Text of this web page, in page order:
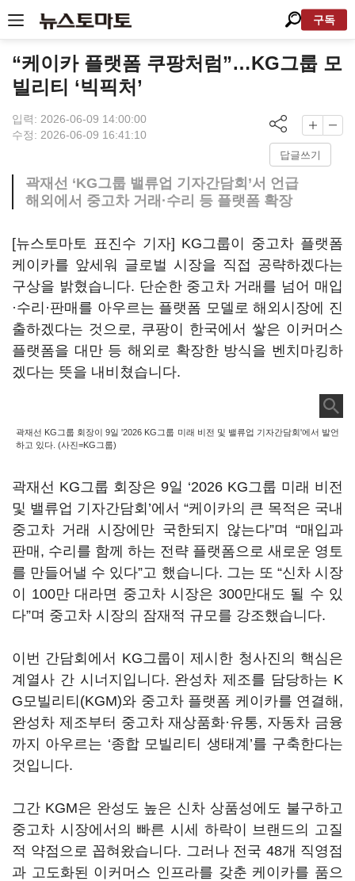
구독
“케이카 플랫폼 쿠팡처럼”…KG그룹 모
빌리티 ‘빅픽처’
입력: 2026-06-09 14:00:00
수정: 2026-06-09 16:41:10
답글쓰기
곽재선 ‘KG그룹 밸류업 기자간담회’서 언급
해외에서 중고차 거래·수리 등 플랫폼 확장
[뉴스토마토 표진수 기자] KG그룹이 중고차 플랫폼
케이카를 앞세워 글로벌 시장을 직접 공략하겠다는
구상을 밝혔습니다. 단순한 중고차 거래를 넘어 매입
·수리·판매를 아우르는 플랫폼 모델로 해외시장에 진
출하겠다는 것으로, 쿠팡이 한국에서 쌓은 이커머스
플랫폼을 대만 등 해외로 확장한 방식을 벤치마킹하
겠다는 뜻을 내비쳤습니다.
곽재선 KG그룹 회장이 9일 '2026 KG그룹 미래 비전 및 밸류업 기자간담회'에서 발언
하고 있다. (사진=KG그룹)
곽재선 KG그룹 회장은 9일 ‘2026 KG그룹 미래 비전
및 밸류업 기자간담회’에서 “케이카의 큰 목적은 국내
중고차 거래 시장에만 국한되지 않는다”며 “매입과
판매, 수리를 함께 하는 전략 플랫폼으로 새로운 영토
를 만들어낼 수 있다”고 했습니다. 그는 또 “신차 시장
이 100만 대라면 중고차 시장은 300만대도 될 수 있
다”며 중고차 시장의 잠재적 규모를 강조했습니다.
이번 간담회에서 KG그룹이 제시한 청사진의 핵심은
계열사 간 시너지입니다. 완성차 제조를 담당하는 K
G모빌리티(KGM)와 중고차 플랫폼 케이카를 연결해,
완성차 제조부터 중고차 재상품화·유통, 자동차 금융
까지 아우르는 ‘종합 모빌리티 생태계’를 구축한다는
것입니다.
그간 KGM은 완성도 높은 신차 상품성에도 불구하고
중고차 시장에서의 빠른 시세 하락이 브랜드의 고질
적 약점으로 꼽혀왔습니다. 그러나 전국 48개 직영점
과 고도화된 이커머스 인프라를 갖춘 케이카를 품으